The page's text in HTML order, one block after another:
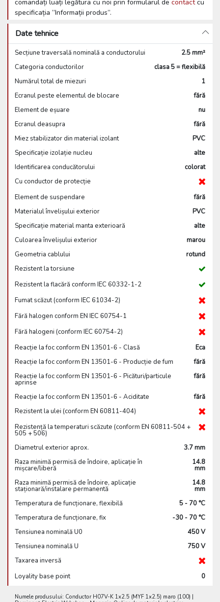
comandați luați legătura cu noi prin formularul de contactcu
specificația ”Informații produs”.
Date tehnice
Secțiune traversală nominală a conductorului
2.5 mm²
Categoria conductorilor
clasa 5 = flexibilă
Numărul total de miezuri
1
Ecranul peste elementul de blocare
fără
Element de eșuare
nu
Ecranul deasupra
fără
Miez stabilizator din material izolant
PVC
Specificație izolație nucleu
alte
Identificarea conducătorului
colorat
Cu conductor de protecție
Element de suspendare
fără
Materialul învelișului exterior
PVC
Specificație material manta exterioară
alte
Culoarea învelișului exterior
marou
Geometria cablului
rotund
Rezistent la torsiune
Rezistent la flacără conform IEC 60332-1-2
Fumat scăzut (conform IEC 61034-2)
Fără halogen conform EN IEC 60754-1
Fără halogeni (conform IEC 60754-2)
Reacție la foc conform EN 13501-6 - Clasă
Eca
Reacție la foc conform EN 13501-6 - Producție de fum
fără
Reacție la foc conform EN 13501-6 - Picături/particule
aprinse
fără
Reacție la foc conform EN 13501-6 - Aciditate
fără
Rezistent la ulei (conform EN 60811-404)
Rezistență la temperaturi scăzute (conform EN 60811-504 +
505 + 506)
Diametrul exterior aprox.
3.7 mm
Raza minimă permisă de îndoire, aplicație în
mișcare/liberă
14.8
mm
Raza minimă permisă de îndoire, aplicație
staționară/instalare permanentă
14.8
mm
Temperatura de funcționare, flexibilă
5 - 70 °C
Temperatura de funcționare, fix
-30 - 70 °C
Tensiunea nominală U0
450 V
Tensiunea nominală U
750 V
Taxarea inversă
Loyality base point
0
Numele produsului: Conductor H07V-K 1x2.5 (MYF 1x2.5) maro (100) |